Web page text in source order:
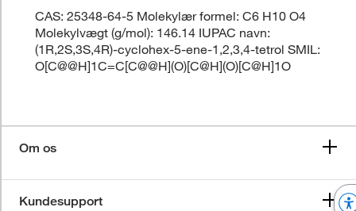
CAS: 25348-64-5 Molekylær formel: C6 H10 O4
Molekylvægt (g/mol): 146.14 IUPAC navn:
(1R,2S,3S,4R)-cyclohex-5-ene-1,2,3,4-tetrol SMIL:
O[C@@H]1C=C[C@@H](O)[C@H](O)[C@H]1O
Om os
Kundesupport